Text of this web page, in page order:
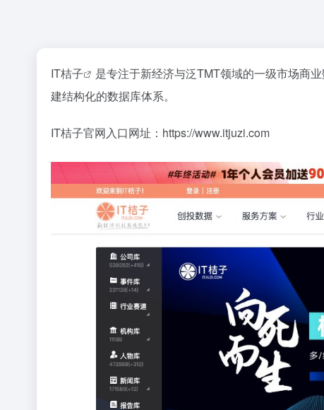
IT桔子
是专注于新经济与泛TMT领域的一级市场商
建结构化的数据库体系。
IT桔子官网入口网址：https://www.itjuzi.com